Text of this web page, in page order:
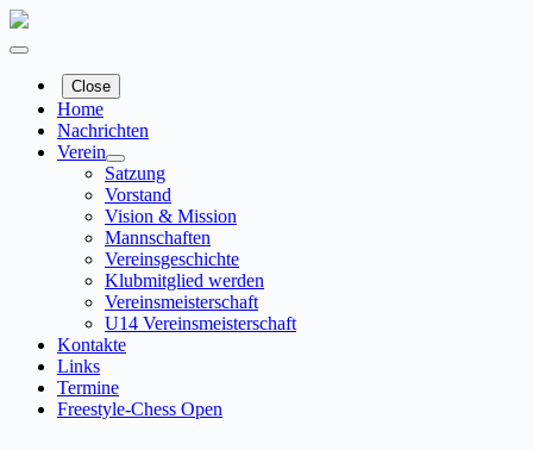
Zum
Close
Home
Nachrichten
Verein
Satzung
Vorstand
Vision & Mission
Mannschaften
Vereinsgeschichte
Klubmitglied werden
Vereinsmeisterschaft
U14 Vereinsmeisterschaft
Kontakte
Links
Termine
Freestyle-Chess Open